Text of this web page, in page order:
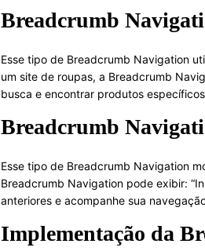
Breadcrumb
Esse tipo de Breadcrumb Navigation
um site de roupas, a Breadcrumb
busca e encontrar produtos
Breadcrumb
Esse tipo de Breadcrumb Navigation
Breadcrumb Navigation pode exibir:
anteriores e acompanhe sua
Implementação da